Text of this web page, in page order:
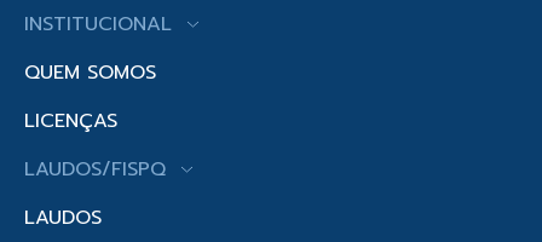
INSTITUCIONAL
QUEM SOMOS
LICENÇAS
LAUDOS/FISPQ
LAUDOS